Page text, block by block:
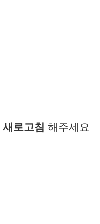
새로고침 해주세요